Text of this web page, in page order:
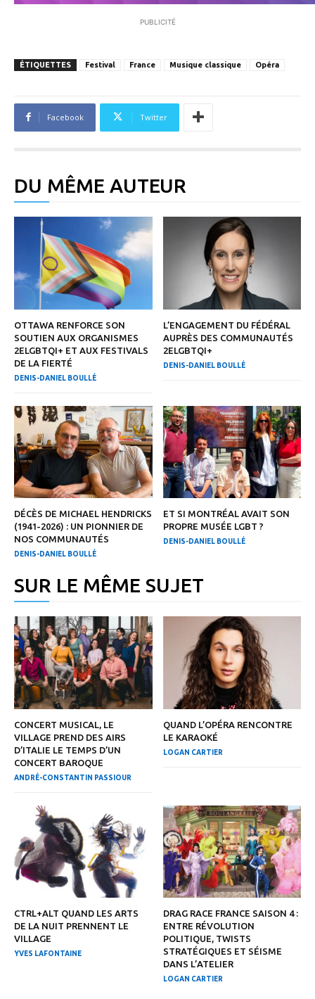
PUBLICITÉ
ÉTIQUETTES Festival France Musique classique Opéra
Facebook Twitter
DU MÊME AUTEUR
OTTAWA RENFORCE SON
SOUTIEN AUX ORGANISMES
2ELGBTQI+ ET AUX FESTIVALS
DE LA FIERTÉ
DENIS-DANIEL BOULLÉ
L’ENGAGEMENT DU FÉDÉRAL
AUPRÈS DES COMMUNAUTÉS
2ELGBTQI+
DENIS-DANIEL BOULLÉ
DÉCÈS DE MICHAEL HENDRICKS
(1941-2026) : UN PIONNIER DE
NOS COMMUNAUTÉS
DENIS-DANIEL BOULLÉ
ET SI MONTRÉAL AVAIT SON
PROPRE MUSÉE LGBT ?
DENIS-DANIEL BOULLÉ
SUR LE MÊME SUJET
CONCERT MUSICAL, LE
VILLAGE PREND DES AIRS
D’ITALIE LE TEMPS D’UN
CONCERT BAROQUE
ANDRÉ-CONSTANTIN PASSIOUR
QUAND L’OPÉRA RENCONTRE
LE KARAOKÉ
LOGAN CARTIER
CTRL+ALT QUAND LES ARTS
DE LA NUIT PRENNENT LE
VILLAGE
YVES LAFONTAINE
DRAG RACE FRANCE SAISON 4 :
ENTRE RÉVOLUTION
POLITIQUE, TWISTS
STRATÉGIQUES ET SÉISME
DANS L’ATELIER
LOGAN CARTIER